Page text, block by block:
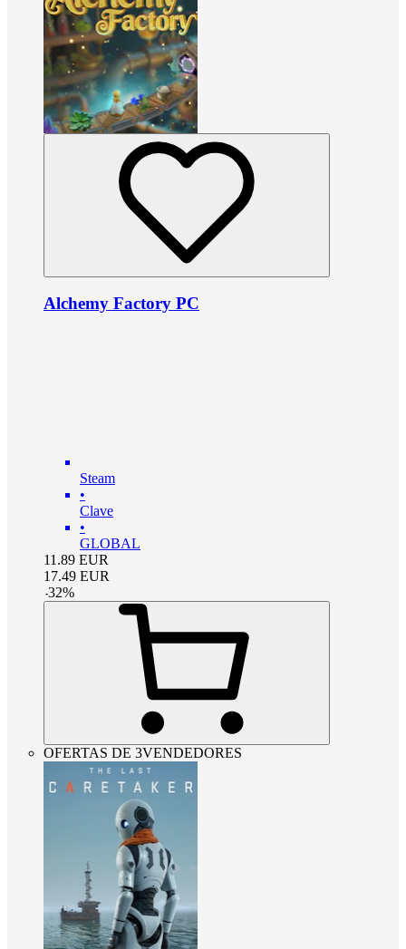
Alchemy Factory PC
Steam
•
Clave
•
GLOBAL
11.89 EUR
17.49 EUR
-32%
OFERTAS DE 3VENDEDORES